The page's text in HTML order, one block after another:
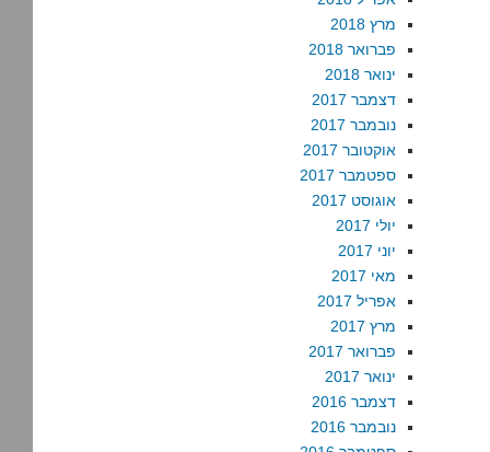
מרץ 2018
פברואר 2018
ינואר 2018
דצמבר 2017
נובמבר 2017
אוקטובר 2017
ספטמבר 2017
אוגוסט 2017
יולי 2017
יוני 2017
מאי 2017
אפריל 2017
מרץ 2017
פברואר 2017
ינואר 2017
דצמבר 2016
נובמבר 2016